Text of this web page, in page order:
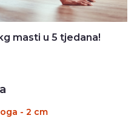
masti u 5 tjedana!
- 2 cm